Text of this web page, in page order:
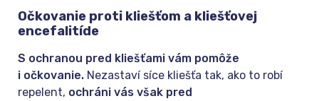
Očkovanie proti kliešťom a kliešťovej
encefalitíde
S ochranou pred kliešťami vám pomôže
i očkovanie. Nezastaví síce kliešťa tak, ako to robí
repelent, ochráni vás však pred